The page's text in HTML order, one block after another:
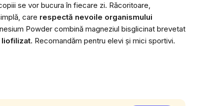
a
produsului
este
5,0
se vor bucura în fiecare zi. Răcoritoare,
care respectă nevoile organismului
Powder combină magneziul bisglicinat brevetat
liofilizat. Recomandăm pentru elevi și mici sportivi.